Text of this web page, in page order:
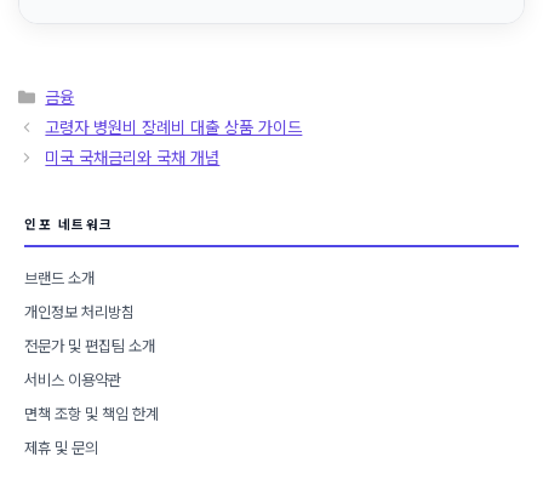
카
테
리
금융
고령자 병원비 장례비 대출 상품 가이드
미국 국채금리와 국채 개념
인포 네트워크
브랜드 소개
개인정보 처리방침
전문가 및 편집팀 소개
서비스 이용약관
면책 조항 및 책임 한계
제휴 및 문의